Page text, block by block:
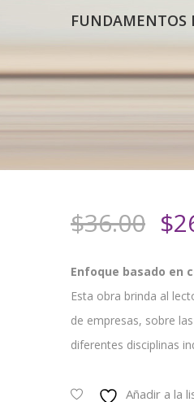
FUNDAMENTOS
$36.00 El
$
Enfoque basado en
Esta obra brinda al
de empresas, sobre
diferentes disciplinas
Añadir a la